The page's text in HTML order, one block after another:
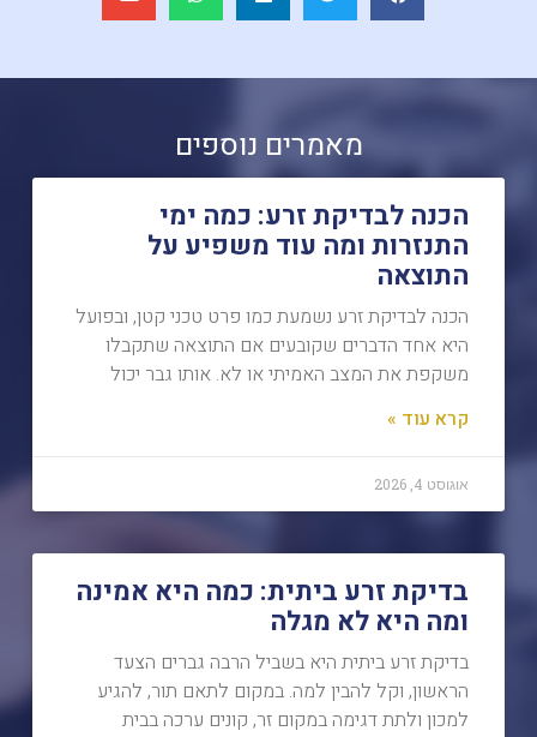
מאמרים נוספים
הכנה לבדיקת זרע: כמה ימי
התנזרות ומה עוד משפיע על
התוצאה
הכנה לבדיקת זרע נשמעת כמו פרט טכני קטן, ובפועל
היא אחד הדברים שקובעים אם התוצאה שתקבלו
משקפת את המצב האמיתי או לא. אותו גבר יכול
קרא עוד »
אוגוסט 4, 2026
בדיקת זרע ביתית: כמה היא אמינה
ומה היא לא מגלה
בדיקת זרע ביתית היא בשביל הרבה גברים הצעד
הראשון, וקל להבין למה. במקום לתאם תור, להגיע
למכון ולתת דגימה במקום זר, קונים ערכה בבית